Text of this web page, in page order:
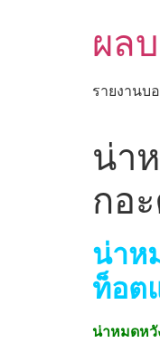
ผล
รายงานบ
น่า
กอ
น่าห
ท็อต
น่าหมดหวั